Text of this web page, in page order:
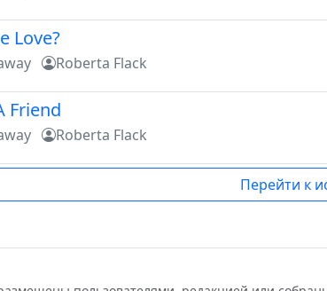
Love?
Roberta Flack
Friend
Roberta Flack
Перейти к